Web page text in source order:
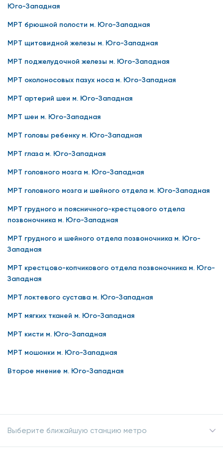
Юго-Западная
МРТ брюшной полости м. Юго-Западная
МРТ щитовидной железы м. Юго-Западная
МРТ поджелудочной железы м. Юго-Западная
МРТ околоносовых пазух носа м. Юго-Западная
МРТ артерий шеи м. Юго-Западная
МРТ шеи м. Юго-Западная
МРТ головы ребенку м. Юго-Западная
МРТ глаза м. Юго-Западная
МРТ головного мозга м. Юго-Западная
МРТ головного мозга и шейного отдела м. Юго-Западная
МРТ грудного и поясничного-крестцового отдела
позвоночника м. Юго-Западная
МРТ грудного и шейного отдела позвоночника м. Юго-
Западная
МРТ крестцово-копчикового отдела позвоночника м. Юго-
Западная
МРТ локтевого сустава м. Юго-Западная
МРТ мягких тканей м. Юго-Западная
МРТ кисти м. Юго-Западная
МРТ мошонки м. Юго-Западная
Второе мнение м. Юго-Западная
Выберите ближайшую станцию метро